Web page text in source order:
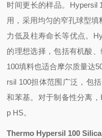
时间更长的样品。Hypersil
用，采用均匀的窄孔球型
力低及柱寿命长等优点。
的理想选择，包括有机酸
100填料也适合摩尔质量达
rsil 100担体范围广泛，包
和苯基。对于制备性分离
p HS。
Thermo Hypersil 100